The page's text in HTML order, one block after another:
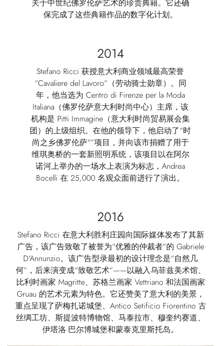
关于中世纪佛罗伦萨艺术的珍贵典籍。它还确
保完成了这些典籍作品的数字化计划。
2014
Stefano Ricci 获授意大利商业领域最高荣誉
“Cavaliere del Lavoro”（劳动骑士勋章）。同
年，他当选为 Centro di Firenze per la Moda
Italiana（佛罗伦萨意大利时尚中心）主席，该
机构是 Pitti Immagine（意大利时尚贸易展会集
团）的上级组织。在他的领导下，他启动了“时
尚之乡佛罗伦萨"”项目，并向该市捐赠了用于
维琪奥桥的一套新照明系统，该项目以在阿尔
诺河上举办的一场水上表演为标志，Andrea
Bocelli 在 25,000 名观众面前进行了演出。
2016
Stefano Ricci 在意大利胜利庄园向国际媒体发布了其新
广告，该广告致敬了被誉为“优雅的仲裁者”的 Gabriele
D'Annunzio。该广告型录最初的设计理念是“自然几
何”，后来演变成“致敬艺术”——以融入乌菲兹美术馆、
比利时画家 Magritte、苏格兰画家 Vettriano 和法国画家
Gruau 的艺术元素为特色。它还赞美了意大利的美景，
重点呈现了萨梅扎诺城堡、Antico Setificio Fiorentino 古
丝绸工坊、斯提波特博物馆、马泰拉市、穆奎约赛道、
伊塔洛·巴尔博城堡和蒙泰克里斯托岛。